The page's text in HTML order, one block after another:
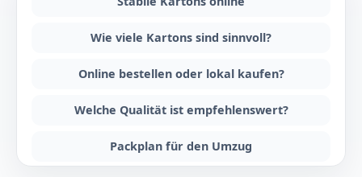
Wie viele Kartons sind sinnvoll?
Online bestellen oder lokal kaufen?
Welche Qualität ist empfehlenswert?
Packplan für den Umzug